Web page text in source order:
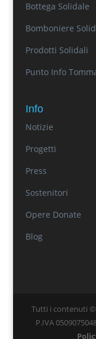
Bottega Solidale
Bomboniere
Prodotti Solidali
Punto Info
Info
Notizie
Progetti
Press
Sostenitori
Opere Donate
Blog
Tutti i contenuti ©
P.IVA